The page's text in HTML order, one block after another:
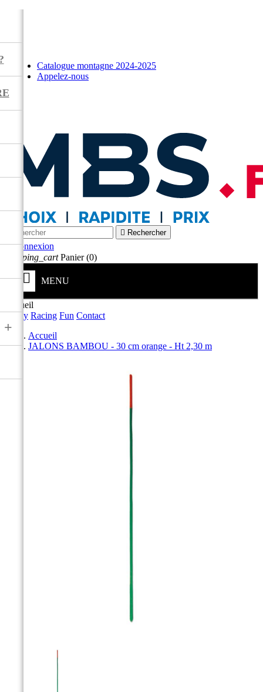
Catalogue montagne 2024-2025
Appelez-nous
 Rechercher
 Connexion
shopping_cart Panier (0)
MENU
+
Accueil
Safety Racing Fun Contact
Accueil
JALONS BAMBOU - 30 cm orange - Ht 2,30 m